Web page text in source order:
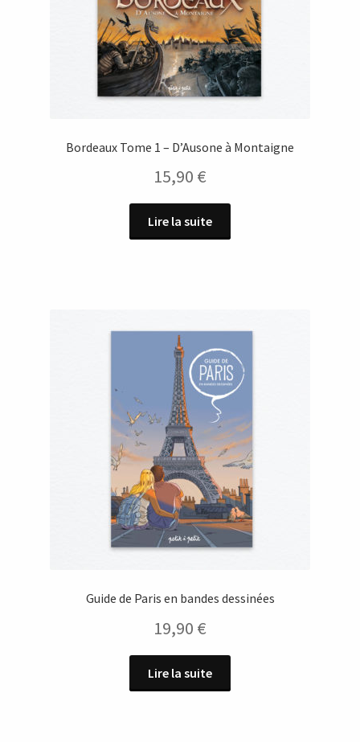
Bordeaux Tome 1 – D’Ausone à Montaigne
15,90 €
Lire la suite
Guide de Paris en bandes dessinées
19,90 €
Lire la suite